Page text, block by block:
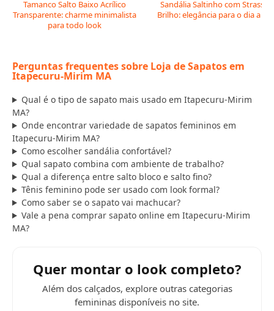
Tamanco Salto Baixo Acrílico
Transparente: charme minimalista
para todo look
Sandália Saltinho com Strass e
Brilho: elegância para o dia a dia
Perguntas frequentes sobre Loja de Sapatos em
Itapecuru-Mirim MA
Qual é o tipo de sapato mais usado em Itapecuru-Mirim
MA?
Onde encontrar variedade de sapatos femininos em
Itapecuru-Mirim MA?
Como escolher sandália confortável?
Qual sapato combina com ambiente de trabalho?
Qual a diferença entre salto bloco e salto fino?
Tênis feminino pode ser usado com look formal?
Como saber se o sapato vai machucar?
Vale a pena comprar sapato online em Itapecuru-Mirim
MA?
Quer montar o look completo?
Além dos calçados, explore outras categorias
femininas disponíveis no site.